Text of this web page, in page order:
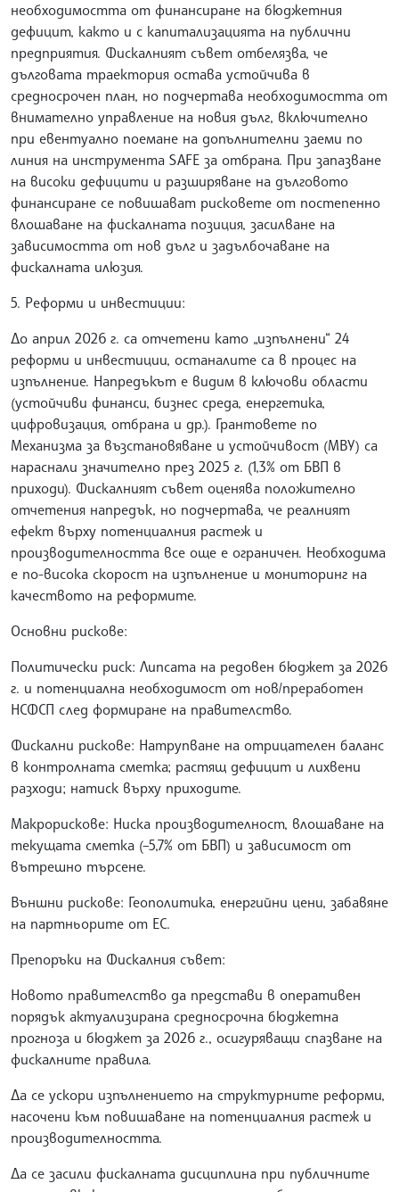
необходимостта от финансиране на бюджетния
дефицит, както и с капитализацията на публични
предприятия. Фискалният съвет отбелязва, че
дълговата траектория остава устойчива в
средносрочен план, но подчертава необходимостта от
внимателно управление на новия дълг, включително
при евентуално поемане на допълнителни заеми по
линия на инструмента SAFE за отбрана. При запазване
на високи дефицити и разширяване на дълговото
финансиране се повишават рисковете от постепенно
влошаване на фискалната позиция, засилване на
зависимостта от нов дълг и задълбочаване на
фискалната илюзия.
5. Реформи и инвестиции:
До април 2026 г. са отчетени като „изпълнени“ 24
реформи и инвестиции, останалите са в процес на
изпълнение. Напредъкът е видим в ключови области
(устойчиви финанси, бизнес среда, енергетика,
цифровизация, отбрана и др.). Грантовете по
Механизма за възстановяване и устойчивост (МВУ) са
нараснали значително през 2025 г. (1,3% от БВП в
приходи). Фискалният съвет оценява положително
отчетения напредък, но подчертава, че реалният
ефект върху потенциалния растеж и
производителността все още е ограничен. Необходима
е по-висока скорост на изпълнение и мониторинг на
качеството на реформите.
Основни рискове:
Политически риск: Липсата на редовен бюджет за 2026
г. и потенциална необходимост от нов/преработен
НСФСП след формиране на правителство.
Фискални рискове: Натрупване на отрицателен баланс
в контролната сметка; растящ дефицит и лихвени
разходи; натиск върху приходите.
Макрорискове: Ниска производителност, влошаване на
текущата сметка (–5,7% от БВП) и зависимост от
вътрешно търсене.
Външни рискове: Геополитика, енергийни цени, забавяне
на партньорите от ЕС.
Препоръки на Фискалния съвет:
Новото правителство да представи в оперативен
порядък актуализирана средносрочна бюджетна
прогноза и бюджет за 2026 г., осигуряващи спазване на
фискалните правила.
Да се ускори изпълнението на структурните реформи,
насочени към повишаване на потенциалния растеж и
производителността.
Да се засили фискалната дисциплина при публичните